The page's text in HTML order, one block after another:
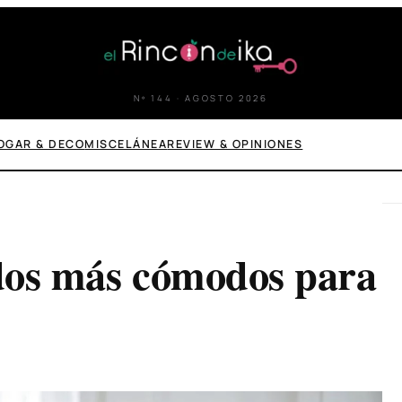
Nº 144 · AGOSTO 2026
& DECOMISCELÁNEAREVIEW & OPINIONES
más cómodos para